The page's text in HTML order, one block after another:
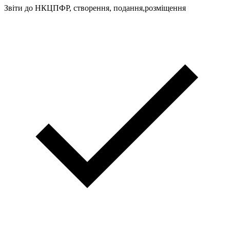
Звіти до НКЦПФР, створення, подання,розміщення